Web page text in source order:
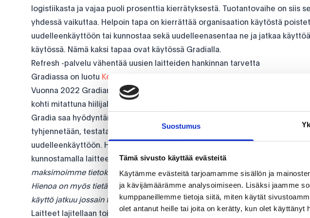
Suostumus
Tämä sivusto käyttää evästeitä
Käytämme evästeitä tarjoamamme sisällön ja
ja kävijämäärämme analysoimiseen. Lisäksi jaamme
kumppaneillemme tietoja siitä, miten käytät
olet antanut heille tai joita on kerätty, kun olet käyttänyt
logistiikasta ja vajaa puoli prosenttia kierrätyksestä. Tuotantovaihe on siis
yhdessä vaikuttaa. Helpoin tapa on kierrättää organisaation käytöstä
uudelleenkäyttöön tai kunnostaa sekä uudelleenasentaa ne ja jatkaa
käytössä. Nämä kaksi tapaa ovat käytössä Gradialla.
Refresh -palvelu vähentää uusien laitteiden hankinnan tarvetta
Gradiassa on luotu Kestävän tulevaisuuden -ohjelma
Vuonna 2022 Gradian hiilijalanjälki oli kokonaisuudessaan 9 268 t CO2e.
kohti mitattuna hiilijalanjälki oli noin 1000kg CO2e / henkilö. Suoria säästöjä
Gradia saa hyödyntämällä
tyhjennetään, testataan sekä uudelleenasennetaan, jonka jälkeen ne
uudelleenkäyttöön. Hankkimalla uudet laitteet CO2 päästöt olisivat olleet 39
kunnostamalla laitteet CO2 päästö oli vain murto-osa eli 5880 kg CO2e. ”
maksimoimme tietokoneiden elinkaaren omassa käytössämme ja samalla
Hienoa on myös tietää, että Inrego ostaa laitteet meiltä muutaman vuoden
käyttö jatkuu jossain toisessa organisaatiossa”, Otto korostaa.
Laitteet lajitellaan toimivuuden ja kunnon mukaan, joten Gradian käyttöön